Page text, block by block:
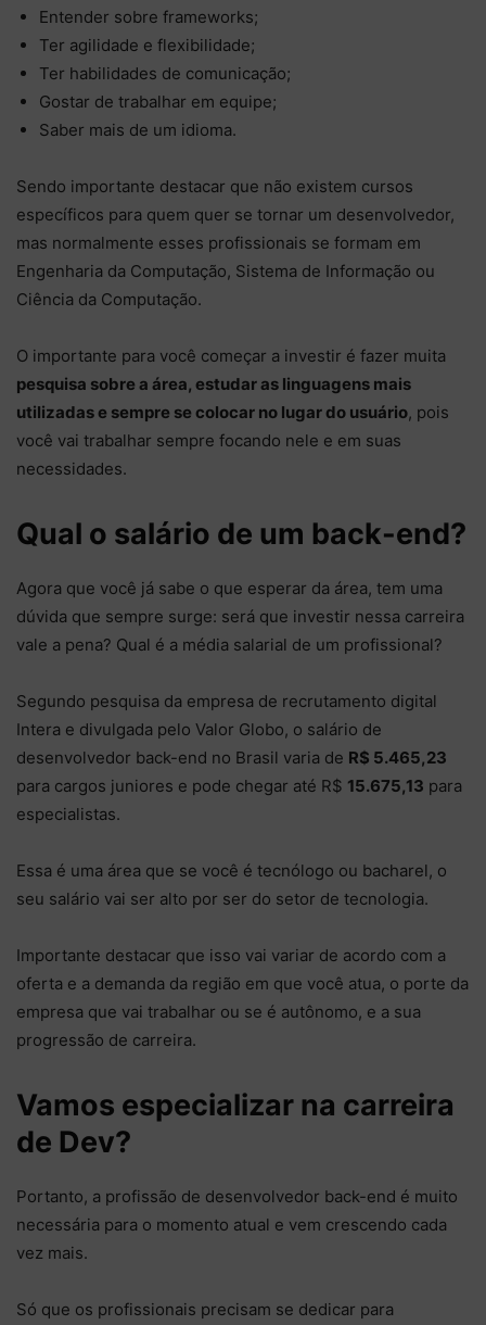
Entender sobre frameworks;
Ter agilidade e flexibilidade;
Ter habilidades de comunicação;
Gostar de trabalhar em equipe;
Saber mais de um idioma.
Sendo importante destacar que não existem cursos
específicos para quem quer se tornar um desenvolvedor,
mas normalmente esses profissionais se formam em
Engenharia da Computação, Sistema de Informação ou
Ciência da Computação.
O importante para você começar a investir é fazer muita
pesquisa sobre a área, estudar as linguagens mais
utilizadas e sempre se colocar no lugar do usuário, pois
você vai trabalhar sempre focando nele e em suas
necessidades.
Qual o salário de um back-end?
Agora que você já sabe o que esperar da área, tem uma
dúvida que sempre surge: será que investir nessa carreira
vale a pena? Qual é a média salarial de um profissional?
Segundo pesquisa da empresa de recrutamento digital
Intera e divulgada pelo Valor Globo, o salário de
desenvolvedor back-end no Brasil varia de R$ 5.465,23
para cargos juniores e pode chegar até R$ 15.675,13 para
especialistas.
Essa é uma área que se você é tecnólogo ou bacharel, o
seu salário vai ser alto por ser do setor de tecnologia.
Importante destacar que isso vai variar de acordo com a
oferta e a demanda da região em que você atua, o porte da
empresa que vai trabalhar ou se é autônomo, e a sua
progressão de carreira.
Vamos especializar na carreira
de Dev?
Portanto, a profissão de desenvolvedor back-end é muito
necessária para o momento atual e vem crescendo cada
vez mais.
Só que os profissionais precisam se dedicar para